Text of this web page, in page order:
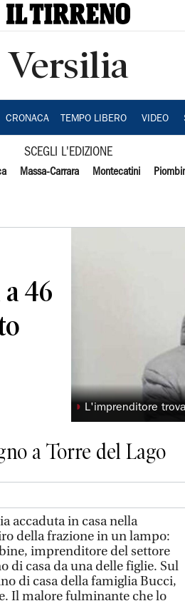
Versilia
CRONACA TEMPO LIBERO VIDEO
SCEGLI L'EDIZIONE
Massa-Carrara Montecatini
46
◗ L'imprenditore
a Torre del Lago
accaduta in casa nella
della frazione in un lampo:
imprenditore del settore
di casa da una delle figlie. Sul
di casa della famiglia Bucci,
Il malore fulminante che lo